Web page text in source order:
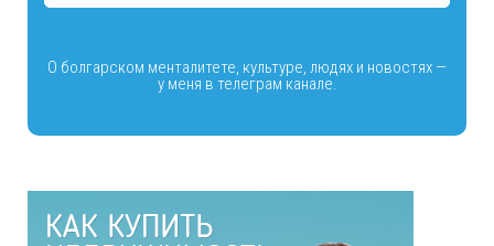
О болгарском менталитете, культуре, людях и новостях —
у меня в телеграм канале.